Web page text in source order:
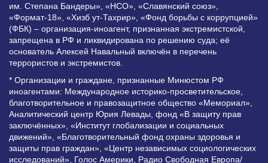
им. Степана Бандеры», «НСО», «Славянский союз»,
«Формат-18», «Хизб ут-Тахрир», «Фонд борьбы с коррупцией»
(ФБК) – организация-иноагент, признанная экстремистской,
запрещена в РФ и ликвидирована по решению суда; её
основатель Алексей Навальный включён в перечень
террористов и экстремистов.
* Организации и граждане, признанные Минюстом РФ
иноагентами: Международное историко-просветительское,
благотворительное и правозащитное общество «Мемориал»,
Аналитический центр Юрия Левады, фонд «В защиту прав
заключённых», «Институт глобализации и социальных
движений», «Благотворительный фонд охраны здоровья и
защиты прав граждан», «Центр независимых социологических
исследований», Голос Америки, Радио Свободная Европа/